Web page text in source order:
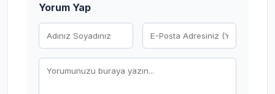
Yorum Yap